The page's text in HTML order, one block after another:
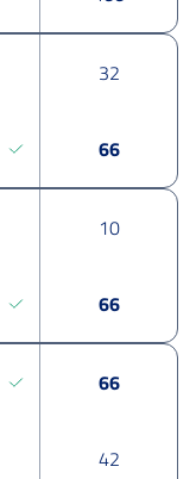
32
66
10
66
66
42